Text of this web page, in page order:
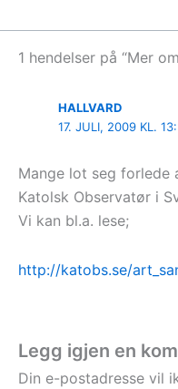
1 hendelser på “Mer
HALLVARD
17. JULI, 2009 KL.
Mange lot seg forlede
Katolsk Observatør i
Vi kan bl.a. lese;
http://katobs.se/
Legg igjen en
Din e-postadresse vil